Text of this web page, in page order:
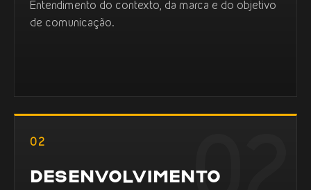
Entendimento do contexto, da marca e do objetivo
de comunicação.
02
DESENVOLVIMENTO